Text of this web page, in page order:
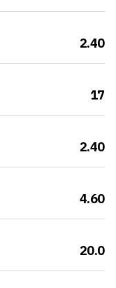
2.40
17
2.40
4.60
20.0